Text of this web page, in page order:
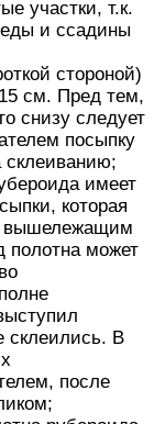
участки, т.к.
и ссадины
стороной)
см. Пред тем,
снизу следует
посыпку
имеет
которая
вышележащим
полотна может
склеились. В
после